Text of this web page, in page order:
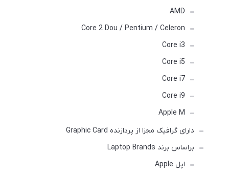
AMD
Core 2 Dou / Pentium / Celeron
Core i3
Core i5
Core i7
Core i9
Apple M
دارای گرافیک مجزا از پردازنده Graphic Card
براساس برند Laptop Brands
اپل Apple